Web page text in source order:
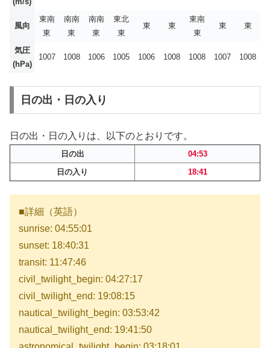
風向
東南
東
南南
東
南南
東
東北
東
東 東
東南
東
東 東
気圧
(hPa)
1007 1008 1006 1005 1006 1008 1008 1007 1008
日の出・日の入り
日の出・日の入りは、以下のとおりです。
日の出
04:53
日の入り
18:41
■詳細（英語）
sunrise: 04:55:01
sunset: 18:40:31
transit: 11:47:46
civil_twilight_begin: 04:27:17
civil_twilight_end: 19:08:15
nautical_twilight_begin: 03:53:42
nautical_twilight_end: 19:41:50